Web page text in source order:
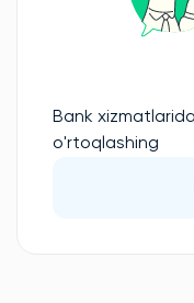
Bank
o'rtoqlashing